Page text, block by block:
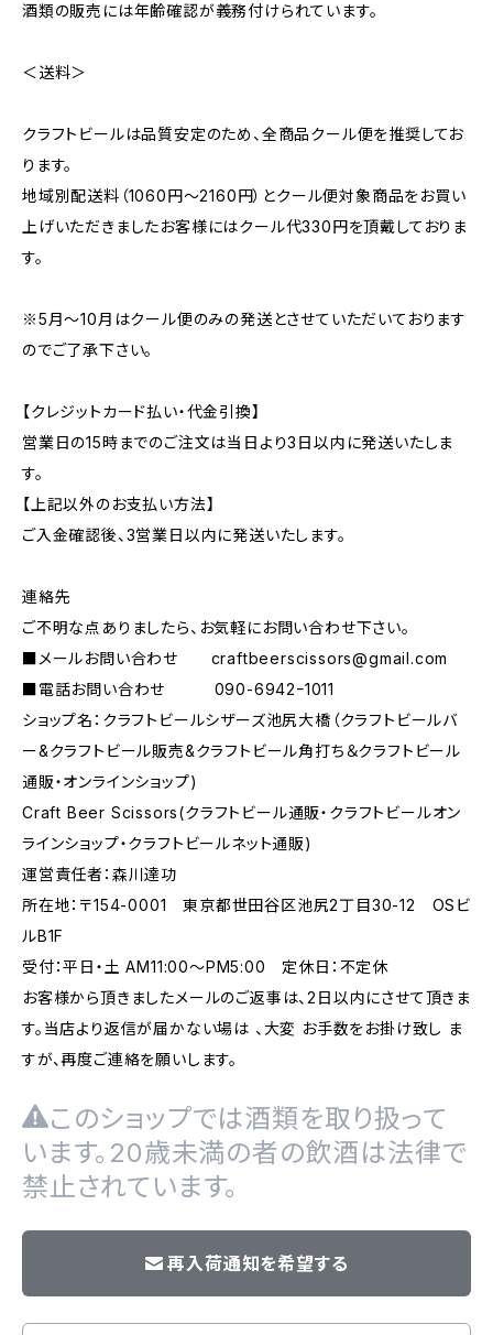
酒類の販売には年齢確認が義務付けられています。
＜送料＞
クラフトビールは品質安定のため、全商品クール便を推奨してお
ります。
地域別配送料（1060円～2160円）とクール便対象商品をお買い
上げいただきましたお客様にはクール代330円を頂戴しておりま
す。
※5月～10月はクール便のみの発送とさせていただいております
のでご了承下さい。
【クレジットカード払い・代金引換】
営業日の15時までのご注文は当日より3日以内に発送いたしま
す。
【上記以外のお支払い方法】
ご入金確認後、3営業日以内に発送いたします。
連絡先
ご不明な点ありましたら、お気軽にお問い合わせ下さい。
■メールお問い合わせ craftbeerscissors@gmail.com
■電話お問い合わせ 090-6942ｰ1011
ショップ名：クラフトビールシザーズ池尻大橋（クラフトビールバ
ー&クラフトビール販売&クラフトビール角打ち＆クラフトビール
通販・オンラインショップ)
Craft Beer Scissors(クラフトビール通販・クラフトビールオン
ラインショップ・クラフトビールネット通販)
運営責任者：森川達功
所在地：〒154-0001 東京都世田谷区池尻2丁目30-12 OSビ
ルB1F
受付：平日・土 AM11:00～PM5:00 定休日：不定休
お客様から頂きましたメールのご返事は、2日以内にさせて頂きま
す。当店より返信が届かない場は 、大変 お手数をお掛け致し ま
すが、再度ご連絡を願いします。
このショップでは酒類を取り扱って
います。20歳未満の者の飲酒は法律で
禁止されています。
再入荷通知を希望する